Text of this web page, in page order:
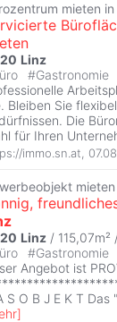
mieten in
Linz
#Gastronomie
Bleiben Sie
Die
für Ihren
immo.sn.at
mieten
Linz / 115,07m²
#Gastronomie
Angebot ist
S O B J E K T Das
]